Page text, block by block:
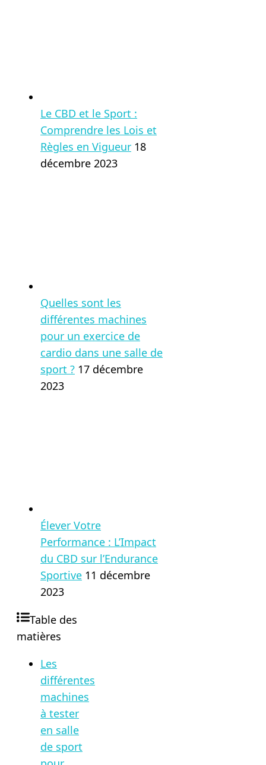
Le CBD et le Sport :
Comprendre les Lois et
Règles en Vigueur 18
décembre 2023
Quelles sont les
différentes machines
pour un exercice de
cardio dans une salle de
sport ? 17 décembre
2023
Élever Votre
Performance : L’Impact
du CBD sur l’Endurance
Sportive 11 décembre
2023
Table des
matières
Les
différentes
machines
à tester
en salle
de sport